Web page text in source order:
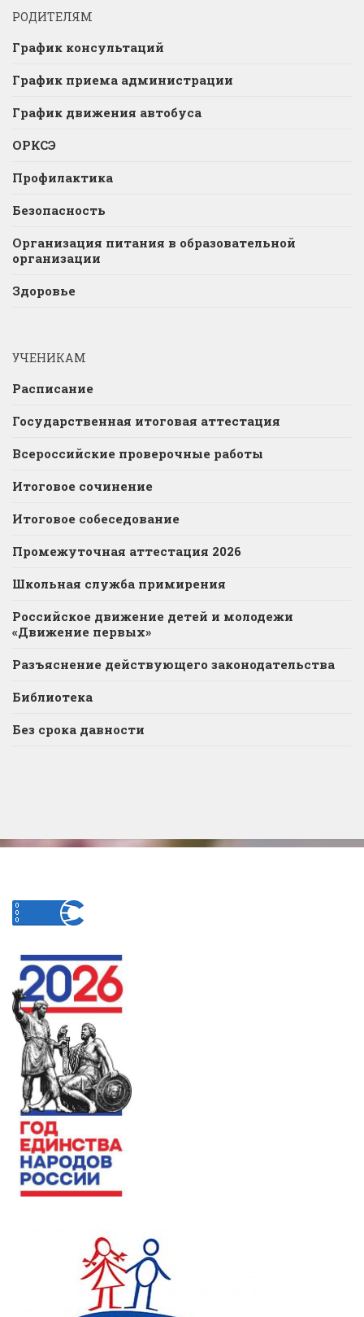
РОДИТЕЛЯМ
График консультаций
График приема администрации
График движения автобуса
ОРКСЭ
Профилактика
Безопасность
Организация питания в образовательной
организации
Здоровье
УЧЕНИКАМ
Расписание
Государственная итоговая аттестация
Всероссийские проверочные работы
Итоговое сочинение
Итоговое собеседование
Промежуточная аттестация 2026
Школьная служба примирения
Российское движение детей и молодежи
«Движение первых»
Разъяснение действующего законодательства
Библиотека
Без срока давности